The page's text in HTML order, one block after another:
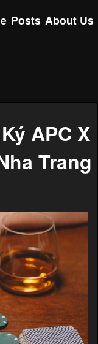
Posts About Us
APC X
Trang